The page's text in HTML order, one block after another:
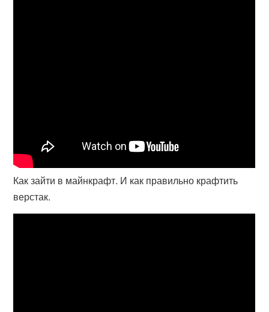
Как зайти в майнкрафт. И как правильно крафтить
верстак.